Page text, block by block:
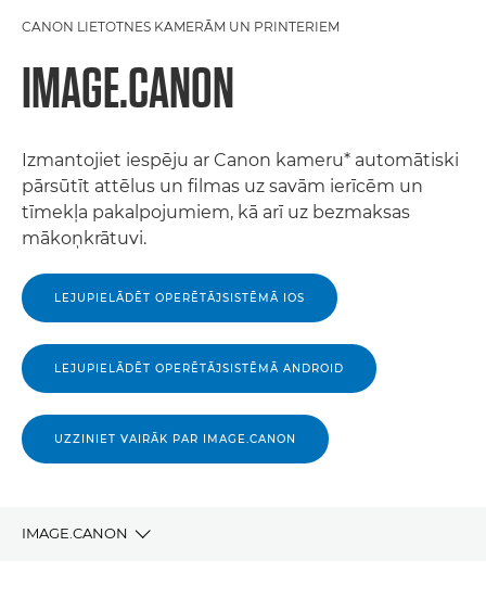
CANON LIETOTNES KAMERĀM UN PRINTERIEM
IMAGE.CANON
Izmantojiet iespēju ar Canon kameru* automātiski
pārsūtīt attēlus un filmas uz savām ierīcēm un
tīmekļa pakalpojumiem, kā arī uz bezmaksas
mākoņkrātuvi.
LEJUPIELĀDĒT OPERĒTĀJSISTĒMĀ IOS
LEJUPIELĀDĒT OPERĒTĀJSISTĒMĀ ANDROID
UZZINIET VAIRĀK PAR IMAGE.CANON
IMAGE.CANON